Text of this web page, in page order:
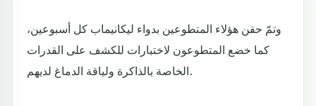
وتمّ حقن هؤلاء المتطوعين بدواء ليكانيماب كل أسبوعين،
كما خضع المتطوعون لاختبارات للكشف على القدرات
الخاصة بالذاكرة ولياقة الدماغ لديهم.